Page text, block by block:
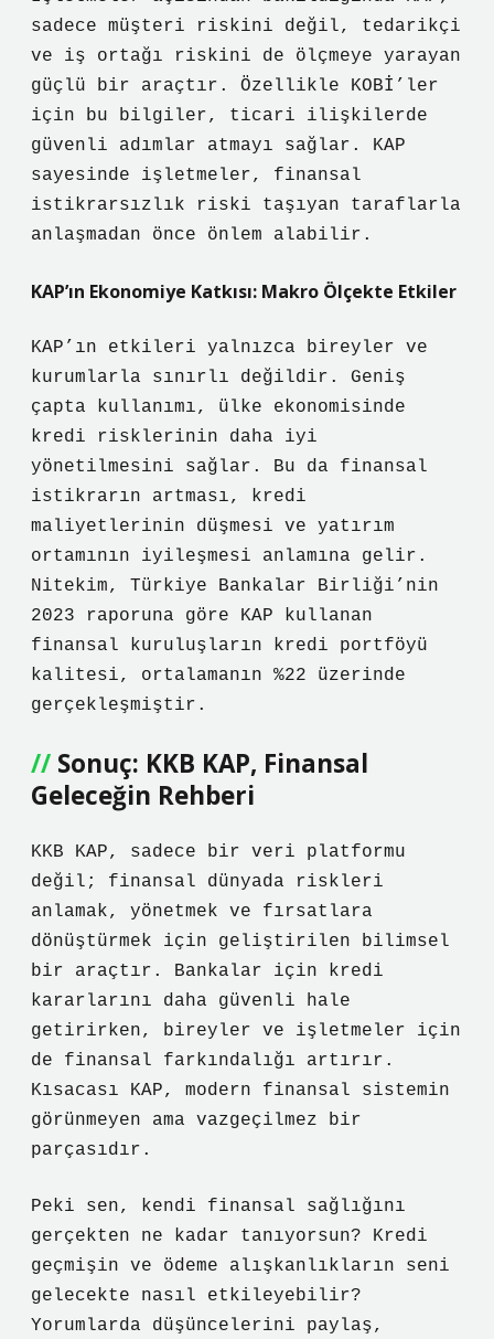
sadece müşteri riskini değil, tedarikçi
ve iş ortağı riskini de ölçmeye yarayan
güçlü bir araçtır. Özellikle KOBİ’ler
için bu bilgiler, ticari ilişkilerde
güvenli adımlar atmayı sağlar. KAP
sayesinde işletmeler, finansal
istikrarsızlık riski taşıyan taraflarla
anlaşmadan önce önlem alabilir.
KAP’ın Ekonomiye Katkısı: Makro Ölçekte Etkiler
KAP’ın etkileri yalnızca bireyler ve
kurumlarla sınırlı değildir. Geniş
çapta kullanımı, ülke ekonomisinde
kredi risklerinin daha iyi
yönetilmesini sağlar. Bu da finansal
istikrarın artması, kredi
maliyetlerinin düşmesi ve yatırım
ortamının iyileşmesi anlamına gelir.
Nitekim, Türkiye Bankalar Birliği’nin
2023 raporuna göre KAP kullanan
finansal kuruluşların kredi portföyü
kalitesi, ortalamanın %22 üzerinde
gerçekleşmiştir.
Sonuç: KKB KAP, Finansal
Geleceğin Rehberi
KKB KAP, sadece bir veri platformu
değil; finansal dünyada riskleri
anlamak, yönetmek ve fırsatlara
dönüştürmek için geliştirilen bilimsel
bir araçtır. Bankalar için kredi
kararlarını daha güvenli hale
getirirken, bireyler ve işletmeler için
de finansal farkındalığı artırır.
Kısacası KAP, modern finansal sistemin
görünmeyen ama vazgeçilmez bir
parçasıdır.
Peki sen, kendi finansal sağlığını
gerçekten ne kadar tanıyorsun? Kredi
geçmişin ve ödeme alışkanlıkların seni
gelecekte nasıl etkileyebilir?
Yorumlarda düşüncelerini paylaş,